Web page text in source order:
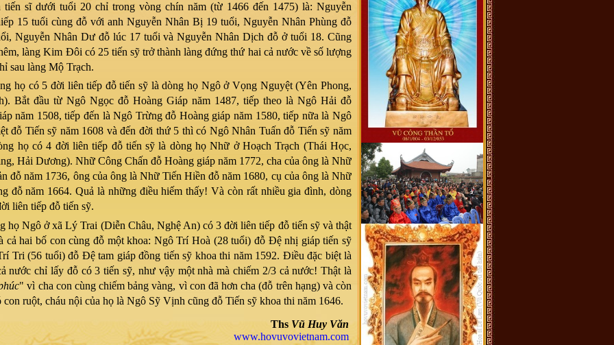
tiến sĩ dưới tuổi 20 chỉ trong vòng chín năm (từ 1466 đến 1475) là: Nguyễn
15 tuổi cùng đỗ với anh Nguyễn Nhân Bị 19 tuổi, Nguyễn Nhân Phùng đỗ
Nguyễn Nhân Dư đỗ lúc 17 tuổi và Nguyễn Nhân Dịch đỗ ở tuổi 18. Cũng
làng Kim Đôi có 25 tiến sỹ trở thành làng đứng thứ hai cả nước về số lượng
sau làng Mộ Trạch.
có 5 đời liên tiếp đỗ tiến sỹ là dòng họ Ngô ở Vọng Nguyệt (Yên Phong,
Bắt đầu từ Ngô Ngọc đỗ Hoàng Giáp năm 1487, tiếp theo là Ngô Hải đỗ
năm 1508, tiếp đến là Ngô Trừng đỗ Hoàng giáp năm 1580, tiếp nữa là Ngô
đỗ Tiến sỹ năm 1608 và đến đời thứ 5 thì có Ngô Nhân Tuấn đỗ Tiến sỹ năm
họ có 4 đời liên tiếp đỗ tiến sỹ là dòng họ Nhữ ở Hoạch Trạch (Thái Học,
Hải Dương). Nhữ Công Chấn đỗ Hoàng giáp năm 1772, cha của ông là Nhữ
đỗ năm 1736, ông của ông là Nhữ Tiến Hiền đỗ năm 1680, cụ của ông là Nhữ
đỗ năm 1664. Quả là những điều hiếm thấy! Và còn rất nhiều gia đình, dòng
liên tiếp đỗ tiến sỹ.
Ngô ở xã Lý Trai (Diễn Châu, Nghệ An) có 3 đời liên tiếp đỗ tiến sỹ và thật
cả hai bố con cùng đỗ một khoa: Ngô Trí Hoà (28 tuổi) đỗ Đệ nhị giáp tiến sỹ
Tri (56 tuổi) đỗ Đệ tam giáp đồng tiến sỹ khoa thi năm 1592. Điều đặc biệt là
nước chỉ lấy đỗ có 3 tiến sỹ, như vậy một nhà mà chiếm 2/3 cả nước! Thật là
" vì cha con cùng chiếm bảng vàng, vì con đã hơn cha (đỗ trên hạng) và còn
con ruột, cháu nội của họ là Ngô Sỹ Vịnh cũng đỗ Tiến sỹ khoa thi năm 1646.
Ths Vũ Huy Văn
www.hovuvovietnam.com